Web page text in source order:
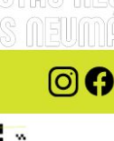
BUEN DÍA
Feliz